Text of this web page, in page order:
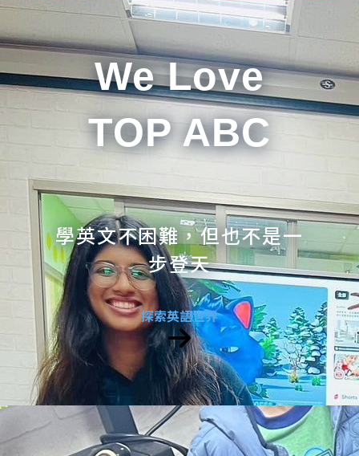
We Love
TOP ABC
學英文不困難，但也不是一
步登天
探索英語世界